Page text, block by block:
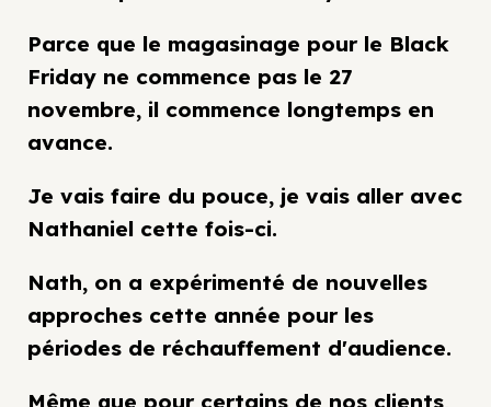
Parce que le magasinage pour le Black
Friday ne commence pas le 27
novembre, il commence longtemps en
avance.
Je vais faire du pouce, je vais aller avec
Nathaniel cette fois-ci.
Nath, on a expérimenté de nouvelles
approches cette année pour les
périodes de réchauffement d'audience.